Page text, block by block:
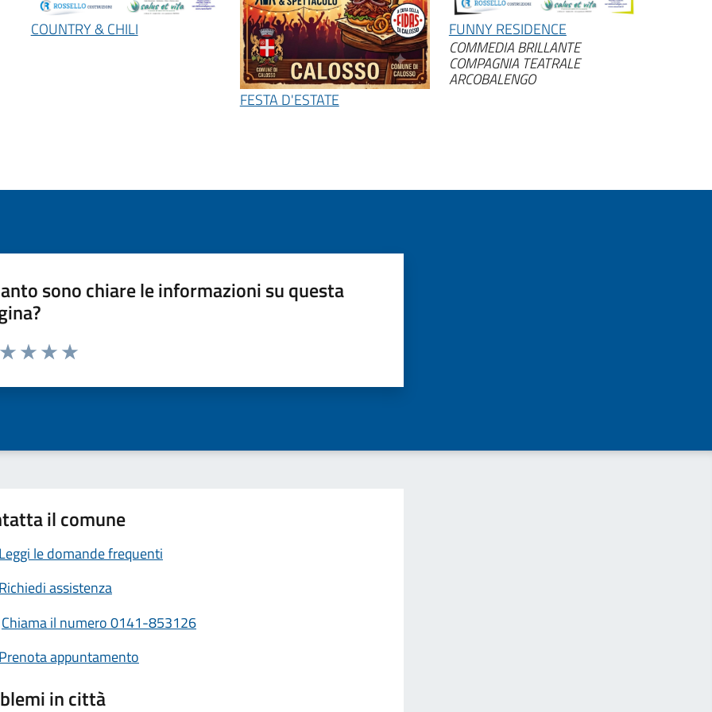
COUNTRY & CHILI
FESTA D'ESTATE
FUNNY RESIDENCE
COMMEDIA BRILLANTE
COMPAGNIA TEATRALE
ARCOBALENGO
sono chiare le informazioni su questa
da 1 a 5 stelle la pagina
il comune
Leggi le domande frequenti
Richiedi assistenza
Chiama il numero 0141-853126
Prenota appuntamento
in città